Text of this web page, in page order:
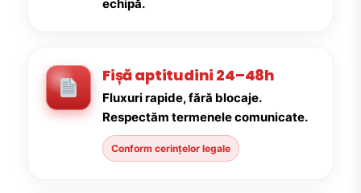
echipă.
Fișă aptitudini 24–48h
Fluxuri rapide, fără blocaje.
Respectăm termenele comunicate.
Conform cerințelor legale